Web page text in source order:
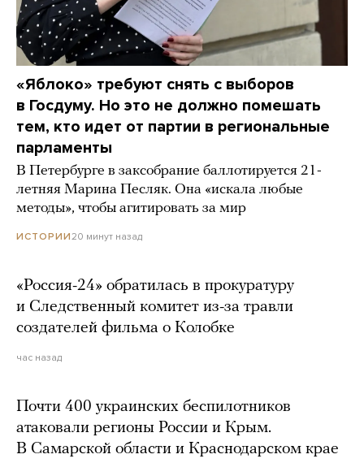
«Яблоко» требуют снять с выборов
в Госдуму. Но это не должно помешать
тем, кто идет от партии в региональные
парламенты
В Петербурге в заксобрание баллотируется 21-
летняя Марина Песляк. Она «искала любые
методы», чтобы агитировать за мир
ИСТОРИИ20 минут назад
«Россия-24» обратилась в прокуратуру
и Следственный комитет из-за травли
создателей фильма о Колобке
час назад
Почти 400 украинских беспилотников
атаковали регионы России и Крым.
В Самарской области и Краснодарском крае